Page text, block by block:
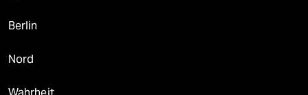
Berlin
Nord